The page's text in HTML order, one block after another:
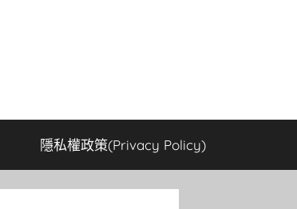
隱私權政策(Privacy Policy)